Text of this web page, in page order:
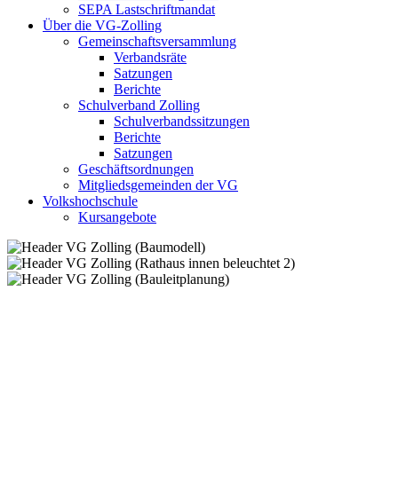
SEPA Lastschriftmandat
Über die VG-Zolling
Gemeinschaftsversammlung
Verbandsräte
Satzungen
Berichte
Schulverband Zolling
Schulverbandssitzungen
Berichte
Satzungen
Geschäftsordnungen
Mitgliedsgemeinden der VG
Volkshochschule
Kursangebote